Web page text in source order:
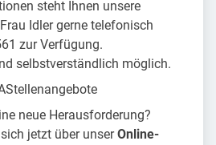
steht Ihnen unsere
Idler gerne telefonisch
zur Verfügung.
selbstverständlich möglich.
neue Herausforderung?
jetzt über unserOnline-